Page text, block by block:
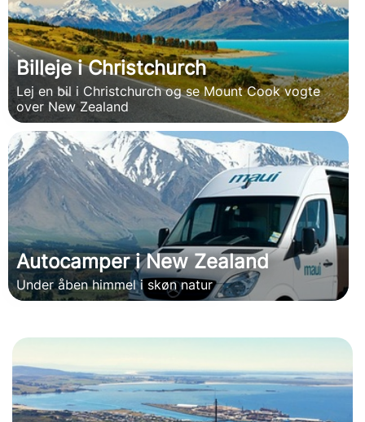
Billeje i Christchurch
Lej en bil i Christchurch og se Mount Cook vogte
over New Zealand
Autocamper i New Zealand
Under åben himmel i skøn natur